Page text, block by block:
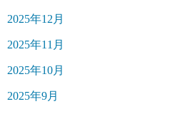
2025年12月
2025年11月
2025年10月
2025年9月